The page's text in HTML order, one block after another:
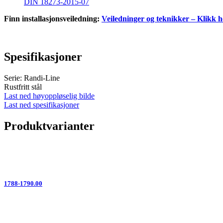
DIN 18273-2015-07
Finn installasjonsveiledning: Veiledninger og teknikker – Klikk
Spesifikasjoner
Serie: Randi-Line
Rustfritt stål
Last ned høyoppløselig bilde
Last ned spesifikasjoner
Produktvarianter
1788-1790.00